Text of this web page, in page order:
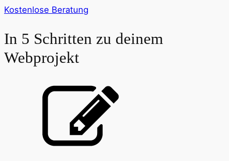
Kostenlose Beratung
In 5 Schritten zu deinem
Webprojekt